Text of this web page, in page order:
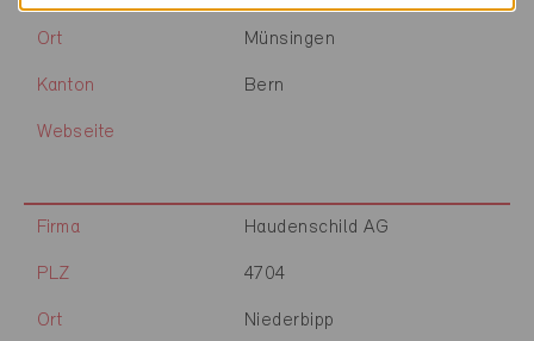
Ort Münsingen
Kanton Bern
Webseite
Firma Haudenschild AG
PLZ 4704
Ort Niederbipp